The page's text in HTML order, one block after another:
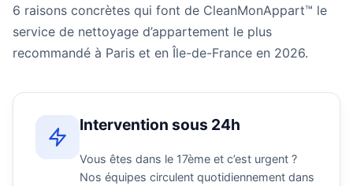
6 raisons concrètes qui font de CleanMonAppart™ le
service de nettoyage d’appartement le plus
recommandé à Paris et en Île-de-France en 2026.
Intervention sous 24h
Vous êtes dans le 17ème et c’est urgent ?
Nos équipes circulent quotidiennement dans